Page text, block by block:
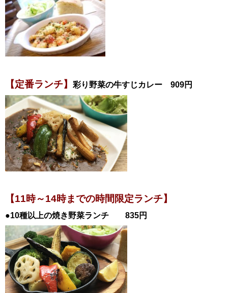
【定番ランチ】 彩り野菜の牛すじカレー 909円
【11時～14時までの時間限定ランチ】
●10種以上の焼き野菜ランチ 835円